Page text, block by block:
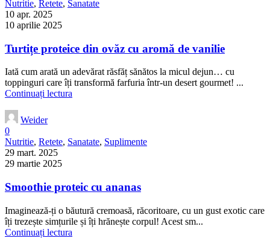
Nutritie, Retete, Sanatate
10 apr. 2025
10 aprilie 2025
Turtițe proteice din ovăz cu aromă de vanilie
Iată cum arată un adevărat răsfăț sănătos la micul dejun… cu
toppinguri care îți transformă farfuria într-un desert gourmet! ...
Continuați lectura
Weider
0
Nutritie, Retete, Sanatate, Suplimente
29 mart. 2025
29 martie 2025
Smoothie proteic cu ananas
Imaginează-ți o băutură cremoasă, răcoritoare, cu un gust exotic care
îți trezește simțurile și îți hrănește corpul! Acest sm...
Continuați lectura